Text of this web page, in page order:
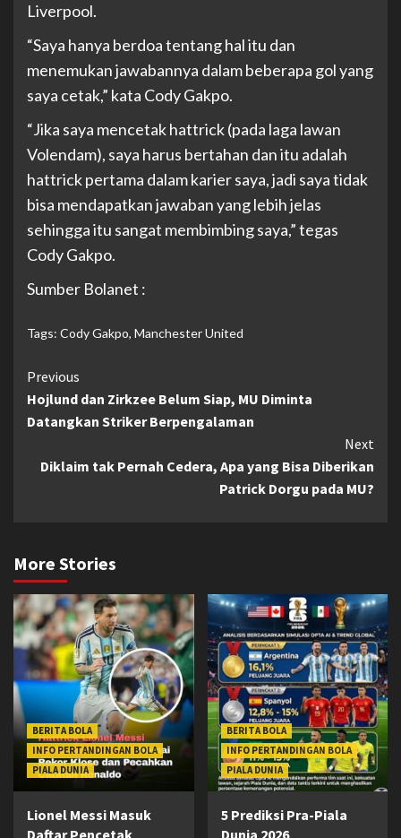
Liverpool.
“Saya hanya berdoa tentang hal itu dan
menemukan jawabannya dalam beberapa gol yang
saya cetak,” kata Cody Gakpo.
“Jika saya mencetak hattrick (pada laga lawan
Volendam), saya harus bertahan dan itu adalah
hattrick pertama dalam karier saya, jadi saya tidak
bisa mendapatkan jawaban yang lebih jelas
sehingga itu sangat membimbing saya,” tegas
Cody Gakpo.
Sumber Bolanet :
Tags: Cody Gakpo, Manchester United
Continue
Reading
Previous
Hojlund dan Zirkzee Belum Siap, MU Diminta
Datangkan Striker Berpengalaman
Next
Diklaim tak Pernah Cedera, Apa yang Bisa Diberikan
Patrick Dorgu pada MU?
More Stories
BERITA BOLA
INFO PERTANDINGAN BOLA
PIALA DUNIA
Lionel Messi Masuk
BERITA BOLA
INFO PERTANDINGAN BOLA
PIALA DUNIA
5 Prediksi Pra-Piala